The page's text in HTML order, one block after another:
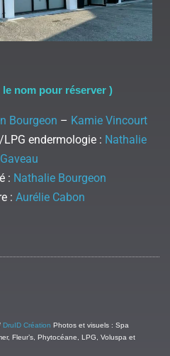
nom pour réserver )
Bourgeon – Kamie Vincourt
endermologie : Nathalie
: Nathalie Bourgeon
: Aurélie Cabon
DruID Création Photos et visuels : Spa
Fleur’s, Phytocéane, LPG, Voluspa et